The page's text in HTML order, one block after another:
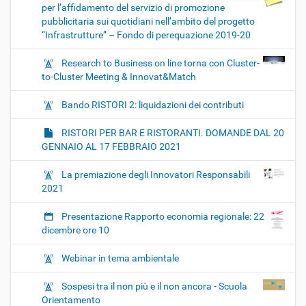
per l’affidamento del servizio di promozione
pubblicitaria sui quotidiani nell’ambito del progetto
“Infrastrutture” – Fondo di perequazione 2019-20
Research to Business on line torna con Cluster-
to-Cluster Meeting & Innovat&Match
Bando RISTORI 2: liquidazioni dei contributi
RISTORI PER BAR E RISTORANTI. DOMANDE DAL 20
GENNAIO AL 17 FEBBRAIO 2021
La premiazione degli Innovatori Responsabili
2021
Presentazione Rapporto economia regionale: 22
dicembre ore 10
Webinar in tema ambientale
Sospesi tra il non più e il non ancora - Scuola
Orientamento